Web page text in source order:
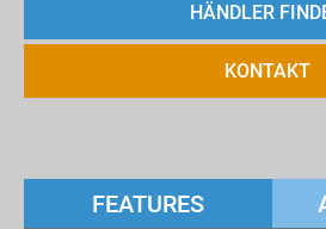
HÄNDLER
KONTAKT
FEATURES